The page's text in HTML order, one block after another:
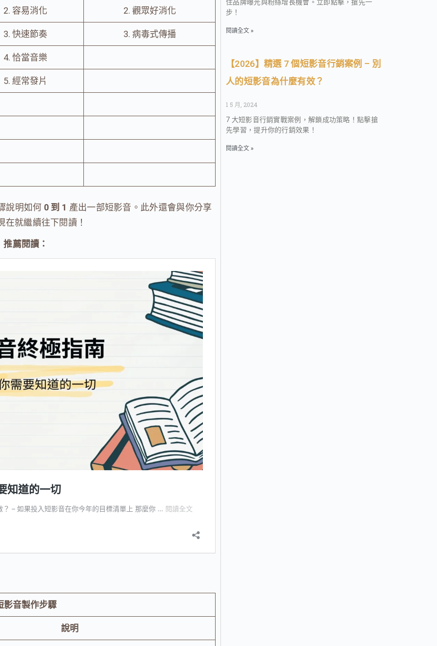
2. 容易消化 2. 觀眾好消化
3. 快速節奏 3. 病毒式傳播
4. 恰當音樂
5. 經常發片
說明如何 0 到 1 產出一部短影音。此外還會與你分享
就繼續往下閱讀！
推薦閱讀：
影音製作步驟
說明
住品牌曝光與粉絲增長機會。立即點擊，搶先一
步！
閱讀全文 »
【2026】精選 7 個短影音行銷案例 – 別
人的短影音為什麼有效？
1 5 月, 2024
7 大短影音行銷實戰案例，解鎖成功策略！點擊搶
先學習，提升你的行銷效果！
閱讀全文 »